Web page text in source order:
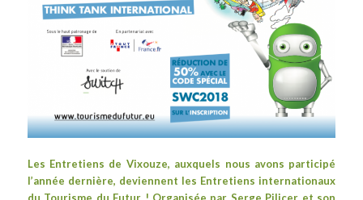
Les Entretiens de Vixouze, auxquels nous avons participé
l’année dernière, deviennent les Entretiens internationaux
du Tourisme du Futur ! Organisée par Serge Pilicer et son